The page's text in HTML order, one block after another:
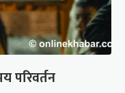
परिवर्तन